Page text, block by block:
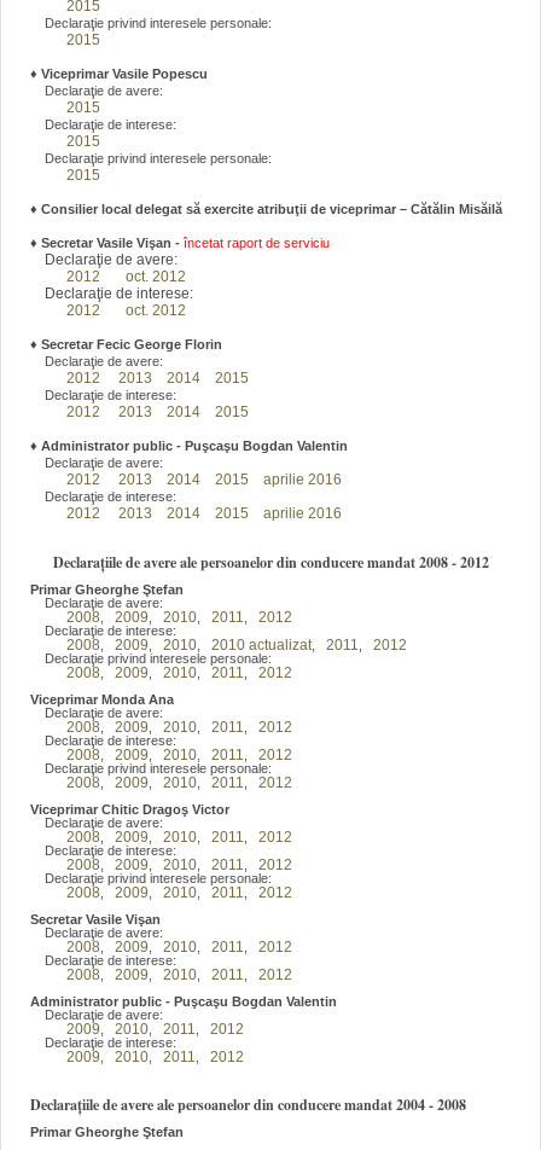
2015
Declaraţie privind interesele personale:
2015
♦ Viceprimar Vasile Popescu
Declaraţie de avere:
2015
Declaraţie de interese:
2015
Declaraţie privind interesele personale:
2015
♦ Consilier local delegat să exercite atribuţii de viceprimar – Cătălin Misăilă
♦ Secretar Vasile Vişan - încetat raport de serviciu
Declaraţie de avere:
2012
oct. 2012
Declaraţie de interese:
2012
oct. 2012
♦ Secretar Fecic George Florin
Declaraţie de avere:
2012 2013 2014 2015
Declaraţie de interese:
2012 2013 2014 2015
♦ Administrator public - Puşcaşu Bogdan Valentin
Declaraţie de avere:
2012 2013 2014 2015 aprilie 2016
Declaraţie de interese:
2012 2013 2014 2015 aprilie 2016
Declarațiile de avere ale persoanelor din conducere mandat 2008 - 2012
Primar Gheorghe Ştefan
Declaraţie de avere:
2008 2009 2010 2011 2012
Declaraţie de interese:
2008 2009 2010 2010 actualizat 2011 2012
Declaraţie privind interesele personale:
2008 2009 2010 2011 2012
Viceprimar Monda Ana
Declaraţie de avere:
2008 2009 2010 2011 2012
Declaraţie de interese:
2008 2009 2010 2011 2012
Declaraţie privind interesele personale:
2008 2009 2010 2011 2012
Viceprimar Chitic Dragoş Victor
Declaraţie de avere:
2008 2009 2010 2011 2012
Declaraţie de interese:
2008 2009 2010 2011 2012
Declaraţie privind interesele personale:
2008 2009 2010 2011 2012
Secretar Vasile Vişan
Declaraţie de avere:
2008 2009 2010 2011 2012
Declaraţie de interese:
2008 2009 2010 2011 2012
Administrator public - Puşcaşu Bogdan Valentin
Declaraţie de avere:
2009 2010 2011 2012
Declaraţie de interese:
2009 2010 2011 2012
Declarațiile de avere ale persoanelor din conducere mandat 2004 - 2008
Primar Gheorghe Ştefan